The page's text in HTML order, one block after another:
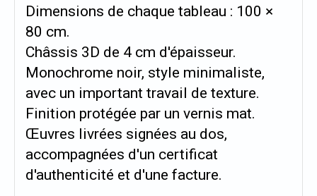
Dimensions de chaque tableau : 100 ×
80 cm.
Châssis 3D de 4 cm d'épaisseur.
Monochrome noir, style minimaliste,
avec un important travail de texture.
Finition protégée par un vernis mat.
Œuvres livrées signées au dos,
accompagnées d'un certificat
d'authenticité et d'une facture.